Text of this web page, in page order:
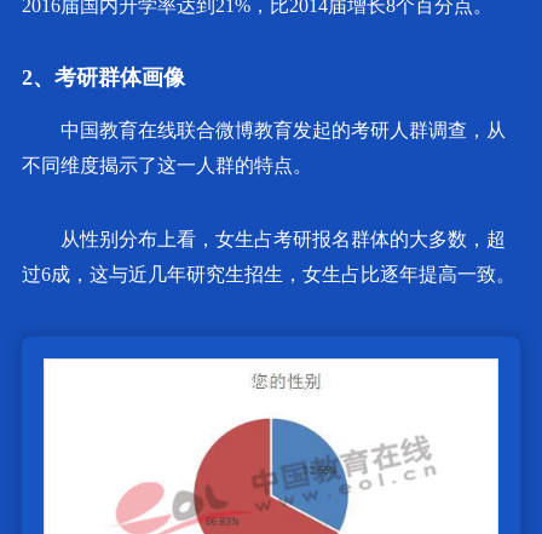
2016届国内升学率达到21%，比2014届增长8个百分点。
2、考研群体画像
中国教育在线联合微博教育发起的考研人群调查，从
不同维度揭示了这一人群的特点。
从性别分布上看，女生占考研报名群体的大多数，超
过6成，这与近几年研究生招生，女生占比逐年提高一致。